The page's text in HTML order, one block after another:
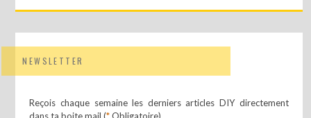
NEWSLETTER
Reçois chaque semaine les derniers articles DIY directement